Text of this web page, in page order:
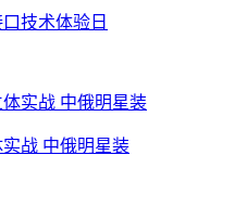
技术体验日
战 中俄明星装